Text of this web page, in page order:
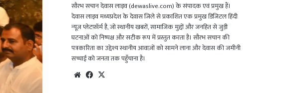
सौरभ सचान देवास लाइव (dewaslive.com) के संपादक एवं प्रमुख हैं।
देवास लाइव मध्यप्रदेश के देवास जिले से प्रकाशित एक प्रमुख डिजिटल हिंदी
न्यूज़ प्लेटफ़ॉर्म है, जो स्थानीय खबरों, सामाजिक मुद्दों और जनहित से जुड़ी
घटनाओं को निष्पक्ष और सटीक रूप में प्रस्तुत करता है। सौरभ सचान की
पत्रकारिता का उद्देश्य स्थानीय आवाज़ों को सामने लाना और देवास की जमीनी
सच्चाई को जनता तक पहुँचाना है।
WebsiteFacebook